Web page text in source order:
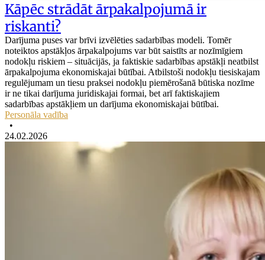
Kāpēc strādāt ārpakalpojumā ir
riskanti?
Darījuma puses var brīvi izvēlēties sadarbības modeli. Tomēr
noteiktos apstākļos ārpakalpojums var būt saistīts ar nozīmīgiem
nodokļu riskiem – situācijās, ja faktiskie sadarbības apstākļi neatbilst
ārpakalpojuma ekonomiskajai būtībai. Atbilstoši nodokļu tiesiskajam
regulējumam un tiesu praksei nodokļu piemērošanā būtiska nozīme
ir ne tikai darījuma juridiskajai formai, bet arī faktiskajiem
sadarbības apstākļiem un darījuma ekonomiskajai būtībai.
Personāla vadība
•
24.02.2026